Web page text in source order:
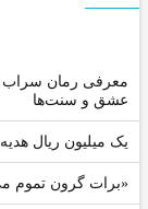
رمان سراب بی‌پایان
و سنت‌ها
ریال هدیه
گرون تموم